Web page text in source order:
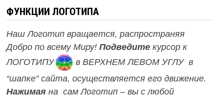
ФУНКЦИИ ЛОГОТИПА
Наш Логотип вращается, распространяя
Добро по всему Миру! Подведитекурсор к
ЛОГОТИПУ
в ВЕРХНЕМ ЛЕВОМ УГЛУ в
“шапке” сайта, осуществляется его движение.
Нажимаяна сам Логотип – вы с любой